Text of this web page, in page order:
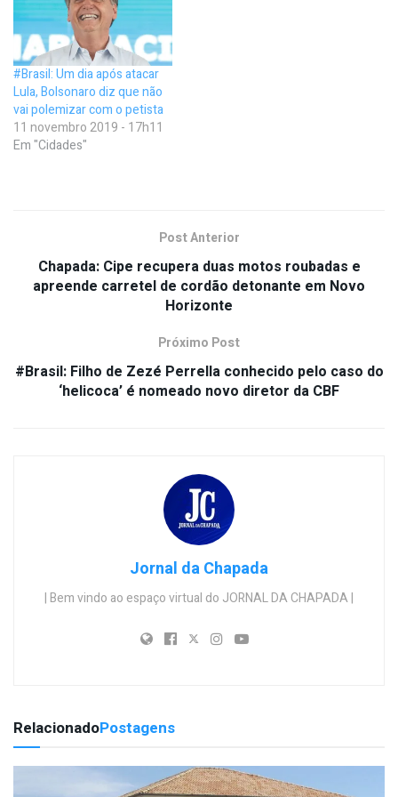
#Brasil: Um dia após atacar
Lula, Bolsonaro diz que não
vai polemizar com o petista
11 novembro 2019 - 17h11
Em "Cidades"
Post Anterior
Chapada: Cipe recupera duas motos roubadas e
apreende carretel de cordão detonante em Novo
Horizonte
Próximo Post
#Brasil: Filho de Zezé Perrella conhecido pelo caso do
‘helicoca’ é nomeado novo diretor da CBF
Jornal da Chapada
| Bem vindo ao espaço virtual do JORNAL DA CHAPADA |
RelacionadoPostagens